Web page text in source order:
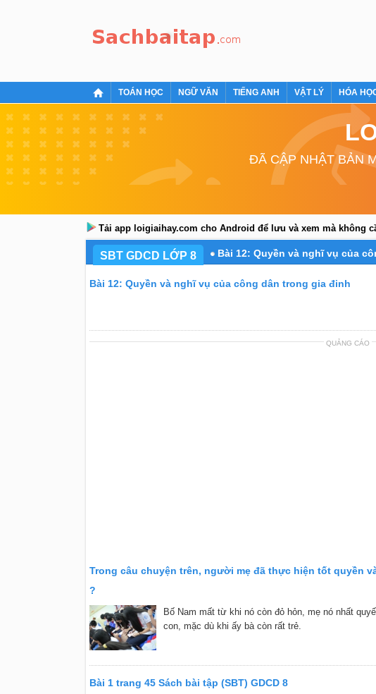
TOÁN HỌC NGỮ VĂN TIẾNG ANH VẬT LÝ HÓA
ĐÃ CẬP NHẬT BẢN
Tải app loigiaihay.com cho Android để lưu và xem mà không
SBT GDCD LỚP 8 Bài 12: Quyền và nghĩ vụ của
Bài 12: Quyền và nghĩ vụ của công dân trong gia đinh
QUẢNG CÁO
Trong câu chuyện trên, người mẹ đã thực hiện tốt quyền
?
Bố Nam mất từ khi nó còn đỏ hỏn, mẹ nó nhất
con, mặc dù khi ấy bà còn rất trẻ.
Bài 1 trang 45 Sách bài tập (SBT) GDCD 8